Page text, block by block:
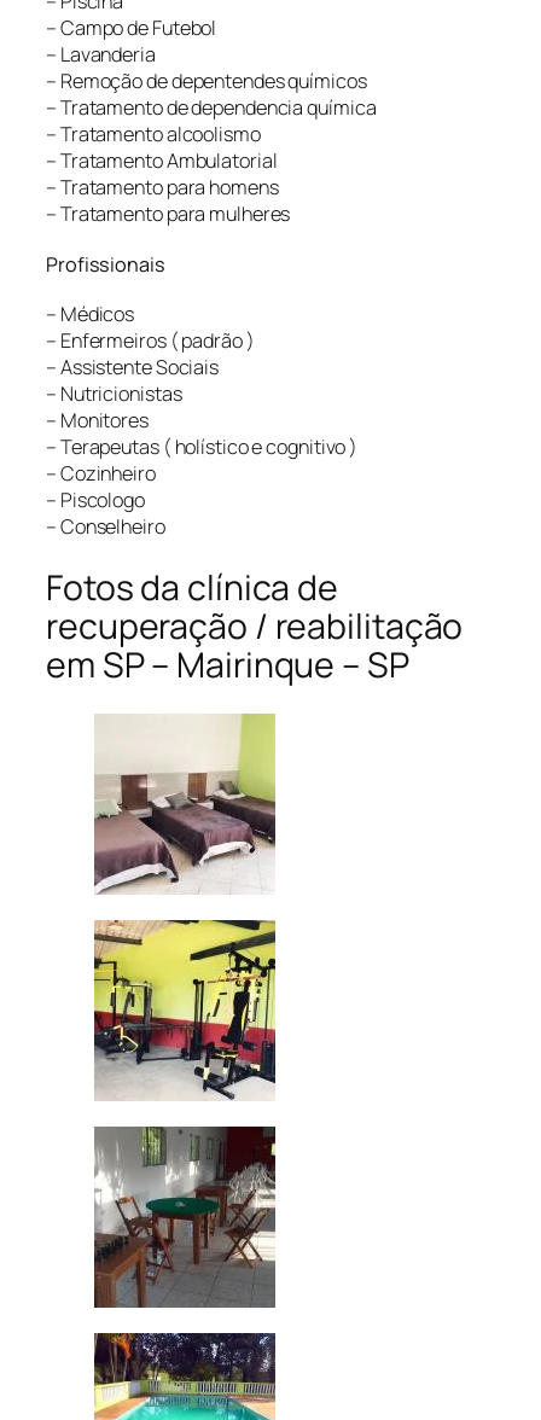
– Campo de Futebol
– Lavanderia
– Remoção de depentendes químicos
– Tratamento de dependencia química
– Tratamento alcoolismo
– Tratamento Ambulatorial
– Tratamento para homens
– Tratamento para mulheres
Profissionais
– Médicos
– Enfermeiros ( padrão )
– Assistente Sociais
– Nutricionistas
– Monitores
– Terapeutas ( holístico e cognitivo )
– Cozinheiro
– Piscologo
– Conselheiro
Fotos da clínica de
recuperação / reabilitação
em SP – Mairinque – SP